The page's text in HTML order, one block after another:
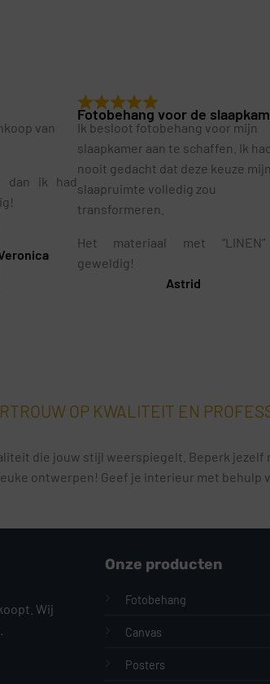
van
dan ik had
Fotobehang voor de
Ik besloot fotobehang voor mijn
slaapkamer aan te schaffen. Ik had
nooit gedacht dat deze keuze mijn
slaapruimte volledig zou
transformeren.
Het materiaal met
geweldig!
Astrid
OP KWALITEIT EN
die jouw stijl weerspiegelt. Beperk
ontwerpen! Geef je interieur met behulp
Wij
Onze producten
Fotobehang
Canvas
Posters